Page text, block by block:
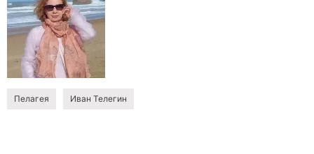
Пелагея Иван Телегин